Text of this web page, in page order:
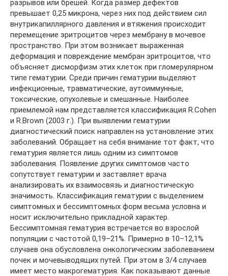
разрывов или брешей. Когда размер дефектов
превышает 0,25 микрона, через них под действием сил
внутрикапиллярного давления и втяжения происходит
перемещение эритроцитов через мембрану в мочевое
пространство. При этом возникает выраженная
деформация и повреждение мембран эритроцитов, что
объясняет дисморфизм этих клеток при гломерулярном
типе гематурии. Среди причин гематурии выделяют
инфекционные, травматические, аутоиммунные,
токсические, опухолевые и смешанные. Наиболее
приемлемой нам представляется классификация R.Cohen
и R.Brown (2003 г.). При выявлении гематурии
диагностический поиск направлен на установление этих
заболеваний. Обращает на себя внимание тот факт, что
гематурия является лишь одним из симптомов
заболевания. Появление других симптомов часто
сопутствует гематурии и заставляет врача
анализировать их взаимосвязь и диагностическую
значимость. Классификация гематурии с выделением
симптомных и бессимптомных форм весьма условна и
носит исключительно прикладной характер.
Бессимптомная гематурия встречается во взрослой
популяции с частотой 0,19–21%. Примерно в 10–12,1%
случаев она обусловлена онкологическим заболеванием
почек и мочевыводящих путей. При этом в 3/4 случаев
имеет место макрогематурия. Как показывают данные